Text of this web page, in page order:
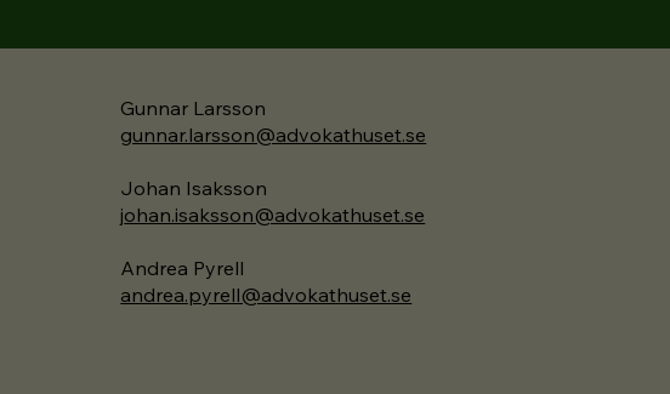
Gunnar Larsson
gunnar.larsson@advokathuset.se
Johan Isaksson
johan.isaksson@advokathuset.se
Andrea Pyrell
andrea.pyrell@advokathuset.se